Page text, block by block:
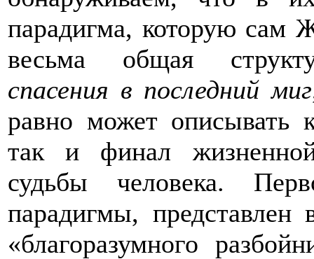
парадигма, которую сам
весьма общая
спасения в последний миг
равно может описывать
так и финал жизненной
судьбы человека.
парадигмы,
«благоразумного